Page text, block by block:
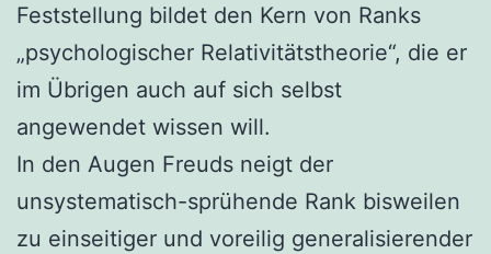
Feststellung bildet den Kern von Ranks
„psychologischer Relativitätstheorie“, die er
im Übrigen auch auf sich selbst
angewendet wissen will.
In den Augen Freuds neigt der
unsystematisch-sprühende Rank bisweilen
zu einseitiger und voreilig generalisierender